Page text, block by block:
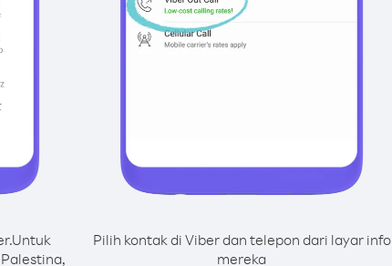
Untuk
Pilih kontak di Viber dan telepon dari layar info
mereka